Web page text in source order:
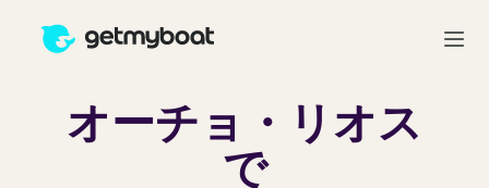
オーチョ・リオス
で